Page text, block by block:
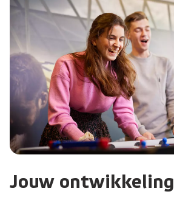
Jouw ontwikkeling